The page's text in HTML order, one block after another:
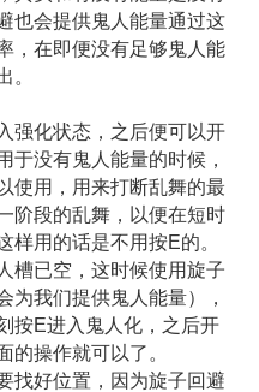
也会提供鬼人能量通过这
，在即便没有足够鬼人能
。
强化状态，之后便可以开
于没有鬼人能量的时候，
使用，用来打断乱舞的最
阶段的乱舞，以便在短时
样用的话是不用按E的。
槽已空，这时候使用旋子
为我们提供鬼人能量），
按E进入鬼人化，之后开
的操作就可以了。
找好位置，因为旋子回避